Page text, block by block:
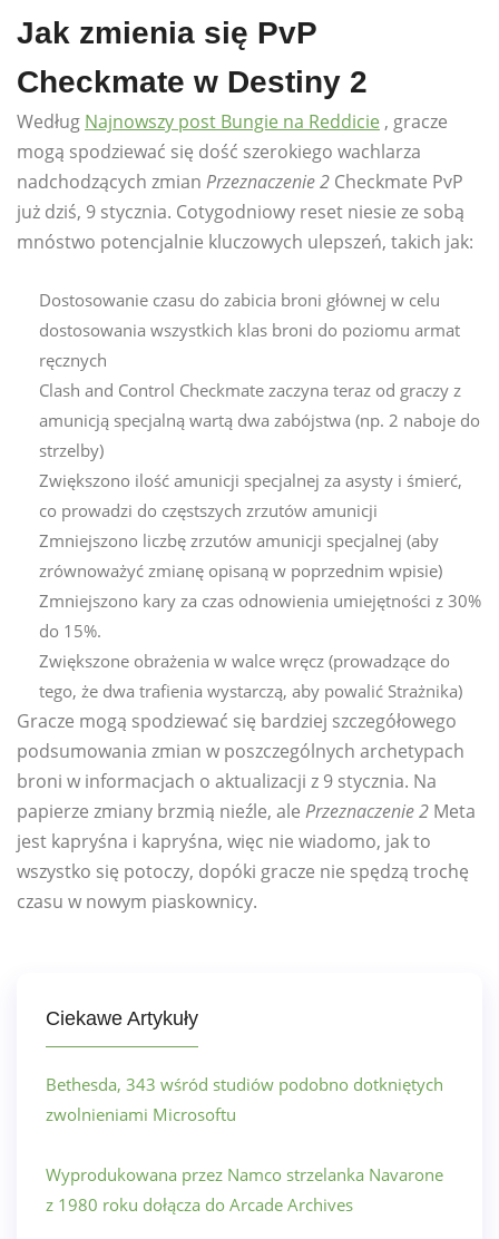
Jak zmienia się PvP
Checkmate w Destiny 2
Według Najnowszy post Bungie na Reddicie , gracze
mogą spodziewać się dość szerokiego wachlarza
nadchodzących zmian Przeznaczenie 2 Checkmate PvP
już dziś, 9 stycznia. Cotygodniowy reset niesie ze sobą
mnóstwo potencjalnie kluczowych ulepszeń, takich jak:
Dostosowanie czasu do zabicia broni głównej w celu
dostosowania wszystkich klas broni do poziomu armat
ręcznych
Clash and Control Checkmate zaczyna teraz od graczy z
amunicją specjalną wartą dwa zabójstwa (np. 2 naboje do
strzelby)
Zwiększono ilość amunicji specjalnej za asysty i śmierć,
co prowadzi do częstszych zrzutów amunicji
Zmniejszono liczbę zrzutów amunicji specjalnej (aby
zrównoważyć zmianę opisaną w poprzednim wpisie)
Zmniejszono kary za czas odnowienia umiejętności z 30%
do 15%.
Zwiększone obrażenia w walce wręcz (prowadzące do
tego, że dwa trafienia wystarczą, aby powalić Strażnika)
Gracze mogą spodziewać się bardziej szczegółowego
podsumowania zmian w poszczególnych archetypach
broni w informacjach o aktualizacji z 9 stycznia. Na
papierze zmiany brzmią nieźle, ale Przeznaczenie 2 Meta
jest kapryśna i kapryśna, więc nie wiadomo, jak to
wszystko się potoczy, dopóki gracze nie spędzą trochę
czasu w nowym piaskownicy.
Ciekawe Artykuły
Bethesda, 343 wśród studiów podobno dotkniętych
zwolnieniami Microsoftu
Wyprodukowana przez Namco strzelanka Navarone
z 1980 roku dołącza do Arcade Archives